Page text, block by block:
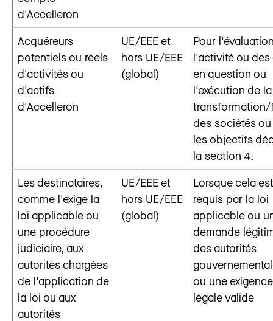
d'Accelleron
Acquéreurs
potentiels ou réels
d'activités ou
d'actifs
d'Accelleron
UE/EEE et
hors UE/EEE
(global)
Pour
l'activité ou
en question ou
l'exécution de la
des sociétés
les objectifs
la section 4.
Les destinataires,
comme l'exige la
loi applicable ou
une procédure
judiciaire, aux
autorités chargées
de l'application de
la loi ou aux
autorités
UE/EEE et
hors UE/EEE
(global)
Lorsque cela est
requis par la loi
applicable ou
demande
des autorités
ou une exigence
légale valide